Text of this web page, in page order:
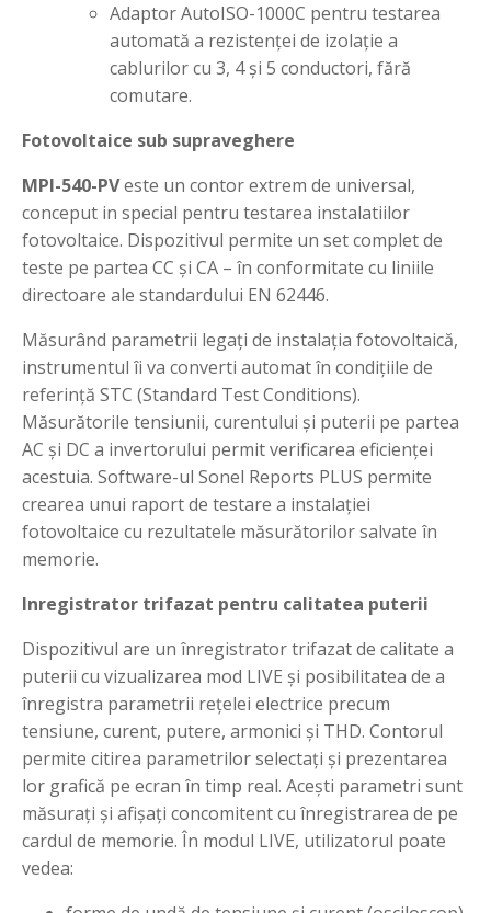
Adaptor AutoISO-1000C pentru testarea
automată a rezistenței de izolație a
cablurilor cu 3, 4 și 5 conductori, fără
comutare.
Fotovoltaice sub supraveghere
MPI-540-PVeste un contor extrem de universal,
conceput in special pentru testarea instalatiilor
fotovoltaice. Dispozitivul permite un set complet de
teste pe partea CC și CA – în conformitate cu liniile
directoare ale standardului EN 62446.
Măsurând parametrii legați de instalația fotovoltaică,
instrumentul îi va converti automat în condițiile de
referință STC (Standard Test Conditions).
Măsurătorile tensiunii, curentului și puterii pe partea
AC și DC a invertorului permit verificarea eficienței
acestuia. Software-ul Sonel Reports PLUS permite
crearea unui raport de testare a instalației
fotovoltaice cu rezultatele măsurătorilor salvate în
memorie.
Inregistrator trifazat pentru calitatea puterii
Dispozitivul are un înregistrator trifazat de calitate a
puterii cu vizualizarea mod LIVE și posibilitatea de a
înregistra parametrii rețelei electrice precum
tensiune, curent, putere, armonici și THD. Contorul
permite citirea parametrilor selectați și prezentarea
lor grafică pe ecran în timp real. Acești parametri sunt
măsurați și afișați concomitent cu înregistrarea de pe
cardul de memorie. În modul LIVE, utilizatorul poate
vedea: